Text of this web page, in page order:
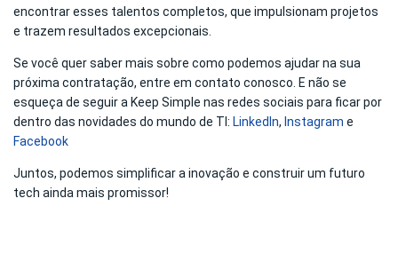
encontrar esses talentos completos, que impulsionam projetos
e trazem resultados excepcionais.
Se você quer saber mais sobre como podemos ajudar na sua
próxima contratação, entre em contato conosco. E não se
esqueça de seguir a Keep Simple nas redes sociais para ficar por
dentro das novidades do mundo de TI: LinkedIn, Instagram e
Facebook
Juntos, podemos simplificar a inovação e construir um futuro
tech ainda mais promissor!